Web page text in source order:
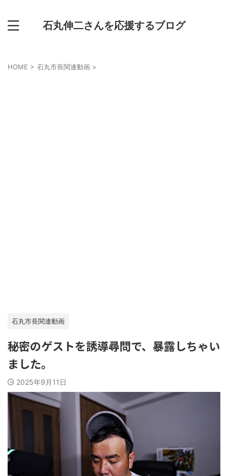
石丸伸二さんを応援するブログ
HOME > 石丸市長関連動画 >
石丸市長関連動画
秘密のゲストを誘導尋問で、暴露しちゃい
ました。
2025年9月11日